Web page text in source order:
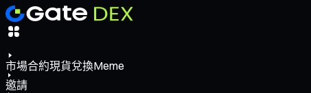
市場合約現貨兌換Meme
邀請